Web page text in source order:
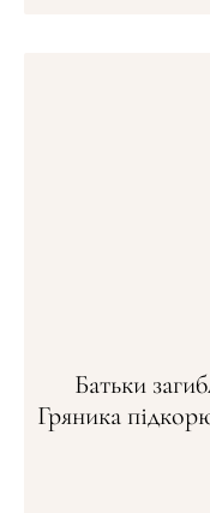
Батьки
Гряника